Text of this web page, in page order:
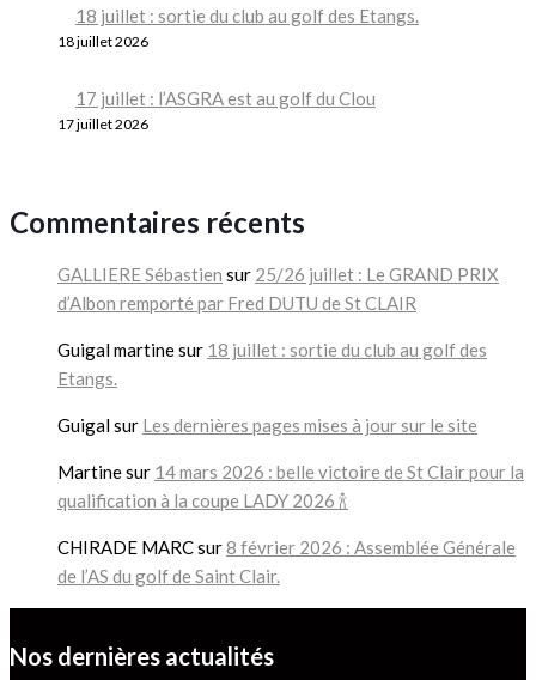
18 juillet : sortie du club au golf des Etangs.
18 juillet 2026
17 juillet : l’ASGRA est au golf du Clou
17 juillet 2026
Commentaires récents
GALLIERE Sébastien sur 25/26 juillet : Le GRAND PRIX
d’Albon remporté par Fred DUTU de St CLAIR
Guigal martinesur 18 juillet : sortie du club au golf des
Etangs.
Guigalsur Les dernières pages mises à jour sur le site
Martinesur 14 mars 2026 : belle victoire de St Clair pour la
qualification à la coupe LADY 2026 🍾
CHIRADE MARCsur8 février 2026 : Assemblée Générale
de l’AS du golf de Saint Clair.
Nos dernières actualités